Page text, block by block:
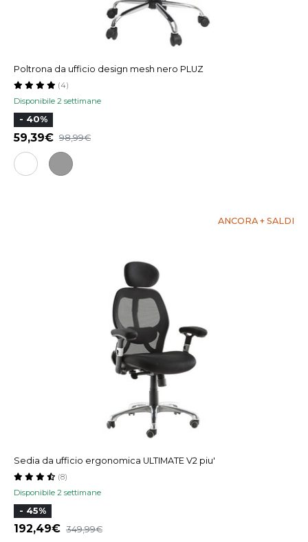
Poltrona da ufficio design mesh nero PLUZ
Disponibile 2 settimane
(4)
- 40%
59,39 98,99
ANCORA + SALDI
Sedia da ufficio ergonomica ULTIMATE V2 piu'
Disponibile 2 settimane
(8)
- 45%
192,49 349,99